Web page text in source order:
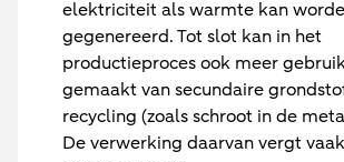
elektriciteit als warmte kan
gegenereerd. Tot slot kan in het
productieproces ook meer
gemaakt van secundaire
recycling (zoals schroot in de
De verwerking daarvan vergt